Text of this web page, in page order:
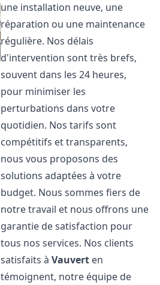
une installation neuve, une
réparation ou une maintenance
régulière. Nos délais
d'intervention sont très brefs,
souvent dans les 24 heures,
pour minimiser les
perturbations dans votre
quotidien. Nos tarifs sont
compétitifs et transparents,
nous vous proposons des
solutions adaptées à votre
budget. Nous sommes fiers de
notre travail et nous offrons une
garantie de satisfaction pour
tous nos services. Nos clients
satisfaits àVauvert en
témoignent, notre équipe de